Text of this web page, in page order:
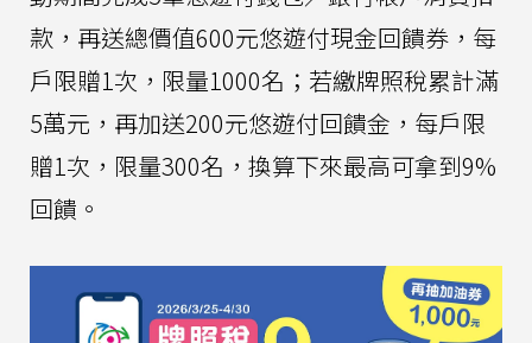
款，再送總價值600元悠遊付現金回饋券，每
戶限贈1次，限量1000名；若繳牌照稅累計滿
5萬元，再加送200元悠遊付回饋金，每戶限
贈1次，限量300名，換算下來最高可拿到9%
回饋。